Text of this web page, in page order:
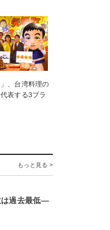
、台湾料理の
表する3ブラ
もっと見る >
は過去最低―